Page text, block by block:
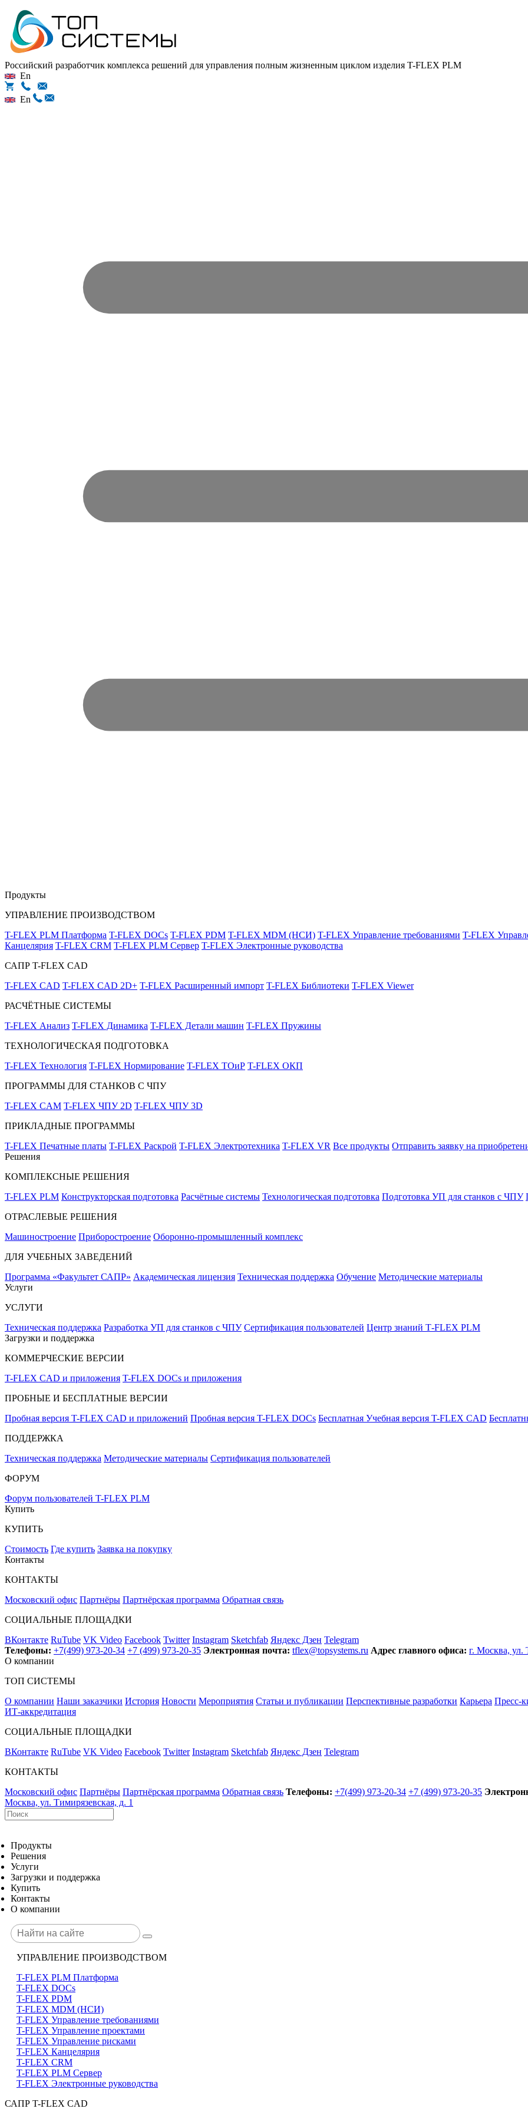
Российский разработчик комплекса решений для управления полным жизненным циклом изделия T-FLEX PLM
En
En
Продукты
УПРАВЛЕНИЕ ПРОИЗВОДСТВОМ
T-FLEX PLM Платформа T-FLEX DOCs T-FLEX PDM T-FLEX MDM (НСИ) T-FLEX Управление требованиями T-FLEX
Канцелярия T-FLEX CRM T-FLEX PLM Сервер T-FLEX Электронные руководства
САПР T-FLEX CAD
T-FLEX CAD T-FLEX CAD 2D+ T-FLEX Расширенный импорт T-FLEX Библиотеки T-FLEX Viewer
РАСЧЁТНЫЕ СИСТЕМЫ
T-FLEX Анализ T-FLEX Динамика T-FLEX Детали машин T-FLEX Пружины
ТЕХНОЛОГИЧЕСКАЯ ПОДГОТОВКА
T-FLEX Технология T-FLEX Нормирование T-FLEX ТОиР T-FLEX ОКП
ПРОГРАММЫ ДЛЯ СТАНКОВ С ЧПУ
T-FLEX CAM T-FLEX ЧПУ 2D T-FLEX ЧПУ 3D
ПРИКЛАДНЫЕ ПРОГРАММЫ
T-FLEX Печатные платы T-FLEX Раскрой T-FLEX Электротехника T-FLEX VR Все продукты Отправить заявку на
Решения
КОМПЛЕКСНЫЕ РЕШЕНИЯ
T-FLEX PLM Конструкторская подготовка Расчётные системы Технологическая подготовка Подготовка УП для станков с ЧПУ
ОТРАСЛЕВЫЕ РЕШЕНИЯ
Машиностроение Приборостроение Оборонно-промышленный комплекс
ДЛЯ УЧЕБНЫХ ЗАВЕДЕНИЙ
Программа «Факультет САПР» Академическая лицензия Техническая поддержка Обучение Методические материалы
Услуги
УСЛУГИ
Техническая поддержка Разработка УП для станков с ЧПУ Сертификация пользователей Центр знаний T‑FLEX PLM
Загрузки и поддержка
КОММЕРЧЕСКИЕ ВЕРСИИ
T-FLEX CAD и приложения T-FLEX DOCs и приложения
ПРОБНЫЕ И БЕСПЛАТНЫЕ ВЕРСИИ
Пробная версия T-FLEX CAD и приложений Пробная версия T-FLEX DOCs Бесплатная Учебная версия T-FLEX CAD
ПОДДЕРЖКА
Техническая поддержка Методические материалы Сертификация пользователей
ФОРУМ
Форум пользователей T-FLEX PLM
Купить
КУПИТЬ
Стоимость Где купить Заявка на покупку
Контакты
КОНТАКТЫ
Московский офис Партнёры Партнёрская программа Обратная связь
СОЦИАЛЬНЫЕ ПЛОЩАДКИ
ВКонтакте RuTube VK Video Facebook Twitter Instagram Sketchfab Яндекс Дзен Telegram
Телефоны: +7(499) 973-20-34 +7 (499) 973-20-35 Электронная почта: tflex@topsystems.ru Адрес главного офиса: г. Москва, ул.
О компании
ТОП СИСТЕМЫ
О компании Наши заказчики История Новости Мероприятия Статьи и публикации Перспективные разработки Карьера Пресс-
ИТ-аккредитация
СОЦИАЛЬНЫЕ ПЛОЩАДКИ
ВКонтакте RuTube VK Video Facebook Twitter Instagram Sketchfab Яндекс Дзен Telegram
КОНТАКТЫ
Московский офис Партнёры Партнёрская программа Обратная связь Телефоны: +7(499) 973-20-34 +7 (499) 973-20-35
Москва, ул. Тимирязевская, д. 1
Продукты
Решения
Услуги
Загрузки и поддержка
Купить
Контакты
О компании
УПРАВЛЕНИЕ ПРОИЗВОДСТВОМ
T-FLEX PLM Платформа
T-FLEX DOCs
T-FLEX PDM
T-FLEX MDM (НСИ)
T-FLEX Управление требованиями
T-FLEX Управление проектами
T-FLEX Управление рисками
T-FLEX Канцелярия
T-FLEX CRM
T-FLEX PLM Сервер
T-FLEX Электронные руководства
САПР T-FLEX CAD